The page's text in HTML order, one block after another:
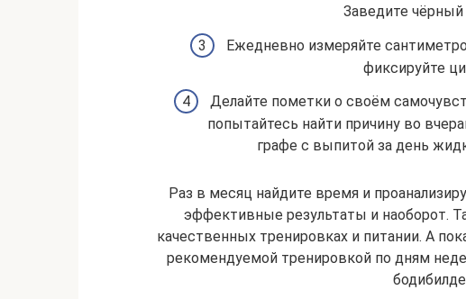
Заведите
Ежедневно измеряйте
фиксируйте
Делайте пометки о своём
попытайтесь найти причину во
графе с выпитой за день
Раз в месяц найдите время и
эффективные результаты и наоборот.
качественных тренировках и питании. А
рекомендуемой тренировкой по дням